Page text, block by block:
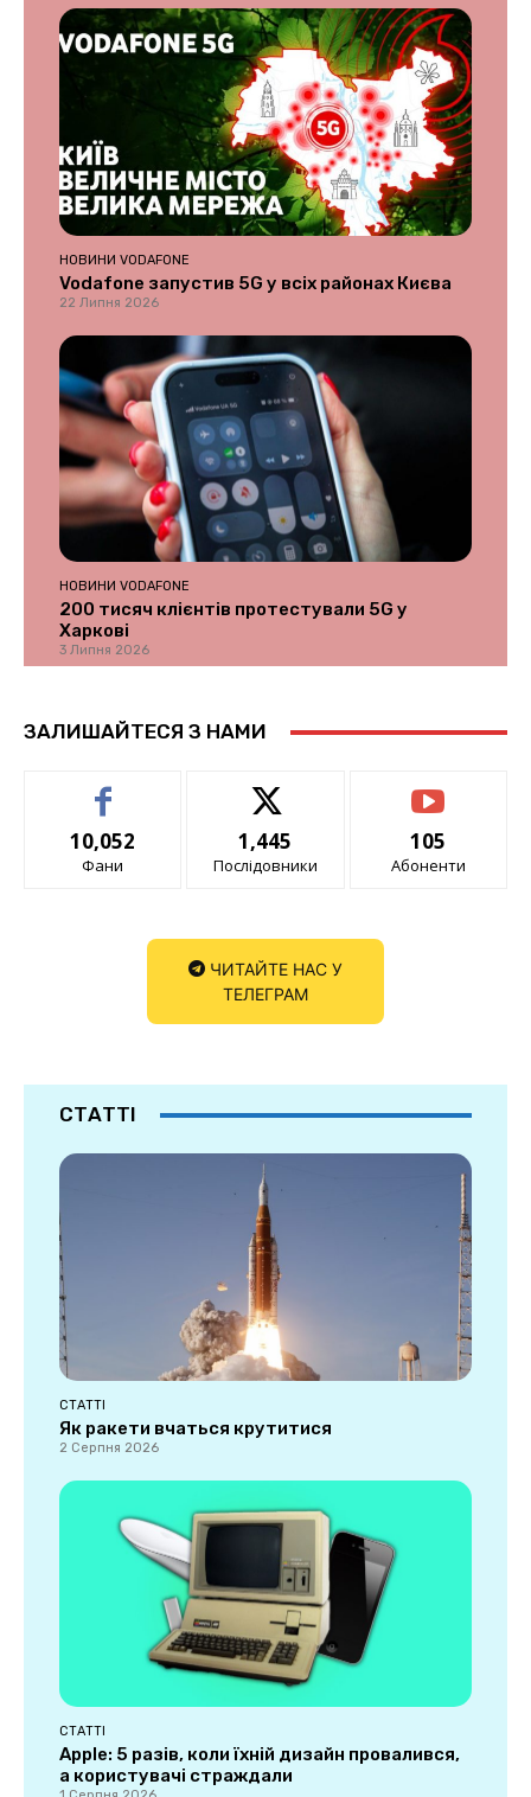
НОВИНИ VODAFONE
Vodafone запустив 5G у всіх районах Києва
22 Липня 2026
НОВИНИ VODAFONE
200 тисяч клієнтів протестували 5G у
Харкові
3 Липня 2026
ЗАЛИШАЙТЕСЯ З НАМИ
10,052
Фани
1,445
Послідовники
105
Абоненти
ЧИТАЙТЕ НАС У
ТЕЛЕГРАМ
СТАТТІ
СТАТТІ
Як ракети вчаться крутитися
2 Серпня 2026
СТАТТІ
Apple: 5 разів, коли їхній дизайн провалився,
а користувачі страждали